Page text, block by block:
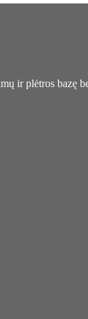
ir plėtros bazę